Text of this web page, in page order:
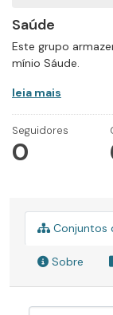
Saúde
Este grupo
mínio Sáude.
leia mais
Seguidores
0
Conjuntos
Sobre